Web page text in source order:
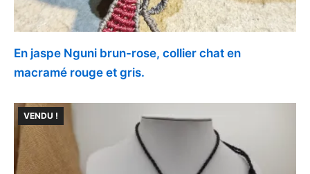
En jaspe Nguni brun-rose, collier chat en
macramé rouge et gris.
VENDU !